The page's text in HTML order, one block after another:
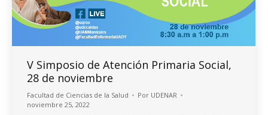
V Simposio de Atención Primaria Social,
28 de noviembre
Facultad de Ciencias de la Salud Por UDENAR
noviembre 25, 2022